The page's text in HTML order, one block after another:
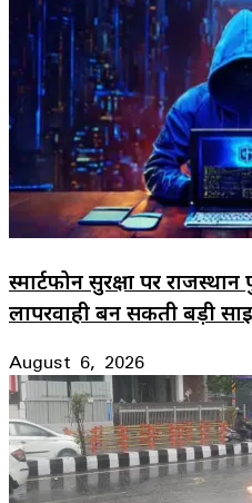
स्मार्टफोन सुरक्षा पर
लापरवाही बन सकती बड़ी
August 6, 2026